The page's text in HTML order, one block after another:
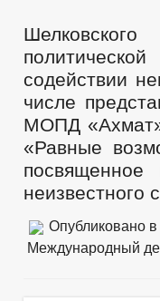
содействии
числе
МОПД
«Равные
неизвестного
Опубликовано в
Международный